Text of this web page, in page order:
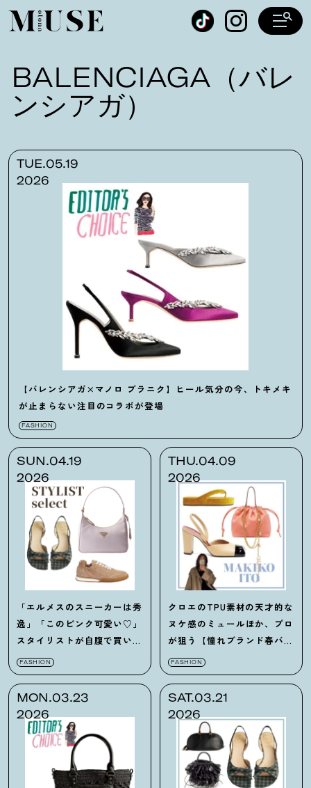
オトナミューズ ウェブ
BALENCIAGA（バレ
ンシアガ）
TUE.05.19
2026
【バレンシアガ×マノロ ブラニク】ヒール気分の今、トキメキ
が止まらない注目のコラボが登場
FASHION
SUN.04.19
2026
「エルメスのスニーカーは秀
逸」「このピンク可愛い♡」
スタイリストが自腹で買いた
い靴とバッグ26選
FASHION
THU.04.09
2026
クロエのTPU素材の天才的な
ヌケ感のミュールほか、プロ
が狙う【憧れブランド春バッ
グ＆靴】5選
FASHION
MON.03.23
2026
SAT.03.21
2026